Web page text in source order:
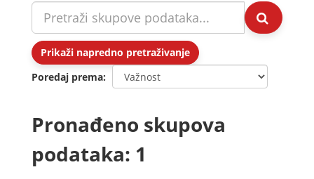
Prikaži napredno pretraživanje
Poredaj prema
Pronađeno skupova
podataka: 1